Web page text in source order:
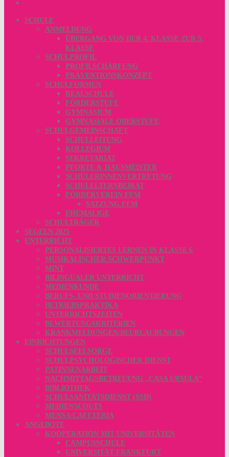
SCHULE
ANMELDUNG
ÜBERGANG VON DER 4. KLASSE ZUR 5.
KLASSE
SCHULPROFIL
PROFILSCHÄRFUNG
PRÄVENTIONSKONZEPT
SCHULFORMEN
REALSCHULE
FÖRDERSTUFE
GYMNASIUM
GYMNASIALE OBERSTUFE
SCHULGEMEINSCHAFT
SCHULLEITUNG
KOLLEGIUM
SEKRETARIAT
PFORTE & HAUSMEISTER
SCHÜLERINNENVERTRETUNG
SCHULELTERNBEIRAT
FÖRDERVEREIN FFM
SATZUNG FFM
EHEMALIGE
SCHULTRÄGER
SEGELN 2025
UNTERRICHT
PERSONALISIERTES LERNEN IN KLASSE 6
MUSIKALISCHER SCHWERPUNKT
MINT
BILINGUALER UNTERRICHT
MEDIENKUNDE
BERUFS- UND STUDIENORIENTIERUNG
BETRIEBSPRAKTIKA
UNTERRICHTSZEITEN
BEWERTUNGSKRITERIEN
KRANKMELDUNGEN/BEURLAUBUNGEN
EINRICHTUNGEN
SCHULSEELSORGE
SCHULPSYCHOLOGISCHER DIENST
PATINNENARBEIT
NACHMITTAGSBETREUUNG „CASA URSULA“
BIBLIOTHEK
SCHULSANITÄTSDIENST (SSD)
MEDIENSCOUTS
MENSA/CAFETERIA
ANGEBOTE
KOOPERATION MIT UNIVERSITÄTEN
CAMPUSSCHULE
UNIVERSITÄT FRANKFURT